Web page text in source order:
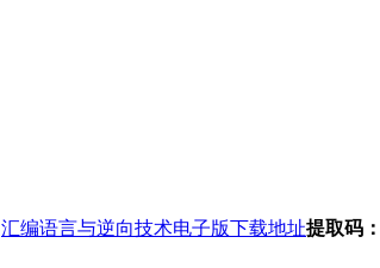
汇编语言与逆向技术电子版下载地址提取码：